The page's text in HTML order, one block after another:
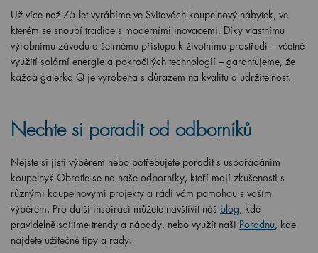
Už více než 75 let vyrábíme ve Svitavách koupelnový nábytek, ve
kterém se snoubí tradice s moderními inovacemi. Díky vlastnímu
výrobnímu závodu a šetrnému přístupu k životnímu prostředí – včetně
využití solární energie a pokročilých technologií – garantujeme, že
každá galerka Q je vyrobena s důrazem na kvalitu a udržitelnost.
Nechte si poradit od odborníků
Nejste si jisti výběrem nebo potřebujete poradit s uspořádáním
koupelny? Obraťte se na naše odborníky, kteří mají zkušenosti s
různými koupelnovými projekty a rádi vám pomohou s vaším
výběrem. Pro další inspiraci můžete navštívit náš blog, kde
pravidelně sdílíme trendy a nápady, nebo využít naši Poradnu, kde
najdete užitečné tipy a rady.